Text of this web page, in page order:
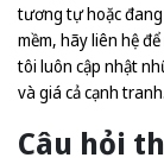
tương tự hoặc
mềm, hãy liên hệ
tôi luôn cập nhật
và giá cả cạnh tranh.
Câu hỏi